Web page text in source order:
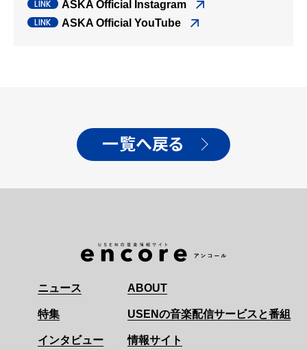
ASKA Official Instagram
ASKA Official YouTube
一覧へ戻る
ニュース
特集
インタビュー
ABOUT
USENの音楽配信サービスと番組
情報サイト